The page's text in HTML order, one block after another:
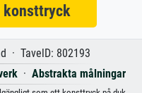
konsttryck
· TavelD: 802193
· Abstrakta målningar